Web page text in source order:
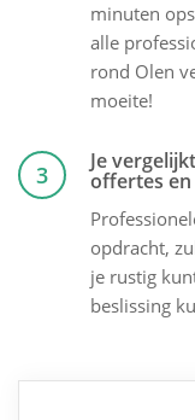
minuten
alle
rond Olen
moeite!
3 Je
offertes en
opdracht,
je rustig
beslissing